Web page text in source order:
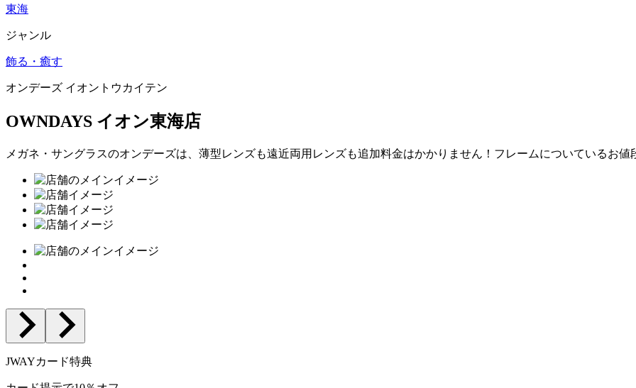
東海
ジャンル
飾る・癒す
オンデーズ イオントウカイテン
OWNDAYS イオン東海店
メガネ・サングラスのオンデーズは、薄型レンズも遠近両用レンズも追加料金はかかりません！フレームについているお値
JWAYカード特典